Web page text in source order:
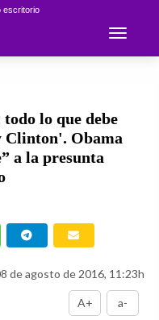
escritorio
Toggle
lo que debe
Clinton'. Obama
a la presunta
de agosto de 2016, 11:23h
A+ a-